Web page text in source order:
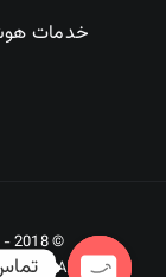
خدمات
© 2018 - 2026 |
DORKHAH